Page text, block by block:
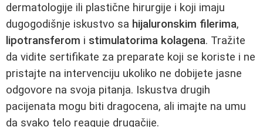
dermatologije ili plastične hirurgije i koji imaju
dugogodišnje iskustvo sa hijaluronskim filerima,
lipotransferom i stimulatorima kolagena. Tražite
da vidite sertifikate za preparate koji se koriste i ne
pristajte na intervenciju ukoliko ne dobijete jasne
odgovore na svoja pitanja. Iskustva drugih
pacijenata mogu biti dragocena, ali imajte na umu
da svako telo reaguje drugačije.